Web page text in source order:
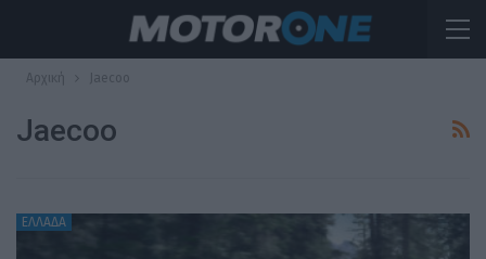
Αρχική Jaecoo
Jaecoo
ΕΛΛΑΔΑ